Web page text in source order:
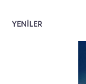
YENILER